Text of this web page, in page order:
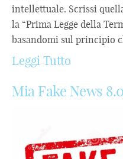
intellettuale. Scrissi
la “Prima Legge della
basandomi sul principio
Leggi Tutto
Mia Fake News